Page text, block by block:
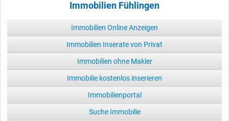
Immobilien Fühlingen
Immobilien Online Anzeigen
Immobilien Inserate von Privat
Immobilien ohne Makler
Immobilie kostenlos inserieren
Immobilienportal
Suche Immobilie